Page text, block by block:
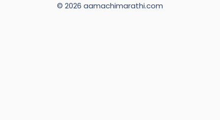
© 2026 aamachimarathi.com